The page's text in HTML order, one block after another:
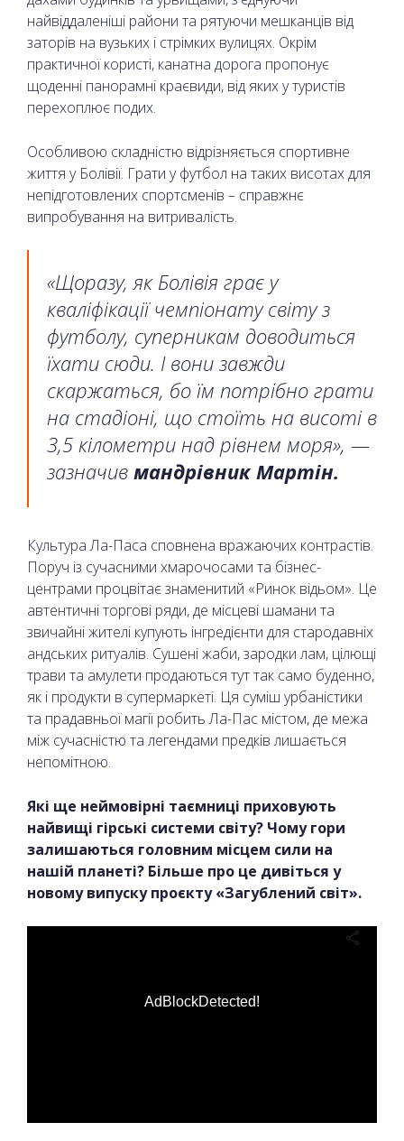
найвіддаленіші райони та рятуючи мешканців від
заторів на вузьких і стрімких вулицях. Окрім
практичної користі, канатна дорога пропонує
щоденні панорамні краєвиди, від яких у туристів
перехоплює подих.
Особливою складністю відрізняється спортивне
життя у Болівії. Грати у футбол на таких висотах для
непідготовлених спортсменів – справжнє
випробування на витривалість.
«Щоразу, як Болівія грає у
кваліфікації чемпіонату світу з
футболу, суперникам доводиться
їхати сюди. І вони завжди
скаржаться, бо їм потрібно грати
на стадіоні, що стоїть на висоті в
3,5 кілометри над рівнем моря», —
зазначив мандрівник Мартін.
Культура Ла-Паса сповнена вражаючих контрастів.
Поруч із сучасними хмарочосами та бізнес-
центрами процвітає знаменитий «Ринок відьом». Це
автентичні торгові ряди, де місцеві шамани та
звичайні жителі купують інгредієнти для стародавніх
андських ритуалів. Сушені жаби, зародки лам, цілющі
трави та амулети продаються тут так само буденно,
як і продукти в супермаркеті. Ця суміш урбаністики
та прадавньої магії робить Ла-Пас містом, де межа
між сучасністю та легендами предків лишається
непомітною.
Які ще неймовірні таємниці приховують
найвищі гірські системи світу? Чому гори
залишаються головним місцем сили на
нашій планеті? Більше про це дивіться у
новому випуску проєкту «Загублений світ».
AdBlockDetected!